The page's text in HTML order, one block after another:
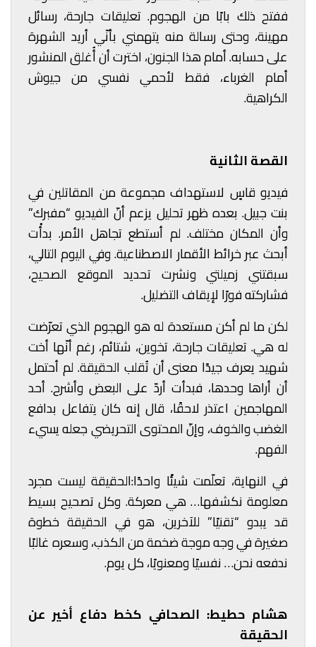
ففتح ذلك بابًا من الهجوم. تعليقات جارحة، رسائل
مهينة، وحتى رسالة منه يتهمني بأنّي أريد الشهرة
على حسابه. أمام هذا الجنون، اخترت أن أُغلق المنشور
أمام الغرباء، فقط لأحمي نفسي من جيوش
الكراهية.
القصة الثانية
فيديو قاسٍ لاستهداف مجموعة من المقاتلين في
بنت جبيل. بعده ظهر تحليل يزعم أنّ الفيديو “مفبرك”
وأن المكان مختلف. لم أستطع تجاهل الأمر. بدأْت
أبحث عبر خرائط الأقمار الاصطناعية. وفي اليوم التالي،
سبقتني زميلتي ونشرت تحديد الموقع الصحيح،
فشاركته فورًا لإيقاف التضليل.
لكن ما لم أكن مستعدة له هو الهجوم الذي تعرّضت
له هي. تعليقات جارحة، تخوين، شتائم، رغم أنّها أخت
شهيد يعرف جيدًا معنى أن تُقلب الحقيقة. لم أحتمل
أن أراها وحدها، فبدأت أردّ على البعض وأشرح. أحد
المهاجمين اعتذر لاحقًا، قال إنه كان يتفاعل بدافع
الغضب والخوف، وإنّ المحتوى التحريضي جعله يسيء
الفهم.
في النهاية، تعلّمت شيئًا واحدًا:الحقيقة ليست مجرد
معلومة نكشفها… هي معركة. وكل تصحيح بسيط
قد يبدو “تقنيًا” للآخرين، هو في الحقيقة خطوة
صغيرة في وجه موجة ضخمة من الكذب، وسعره غالبًا
ندفعه نحن… نفسيًا ومعنويًا، كل يوم.
هشام حطيط: الصحافي كخط دفاع أخير عن
الحقيقة